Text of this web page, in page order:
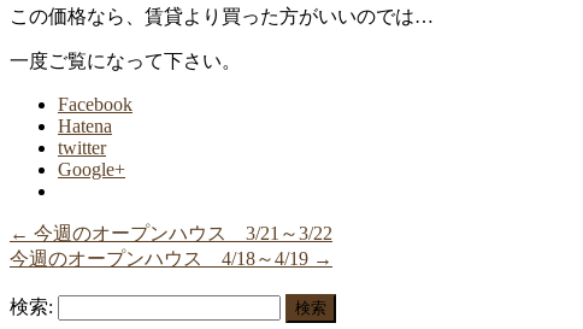
この価格なら、賃貸より買った方がいいのでは…
一度ご覧になって下さい。
Facebook
Hatena
twitter
Google+
← 今週のオープンハウス 3/21～3/22
今週のオープンハウス 4/18～4/19 →
検索: